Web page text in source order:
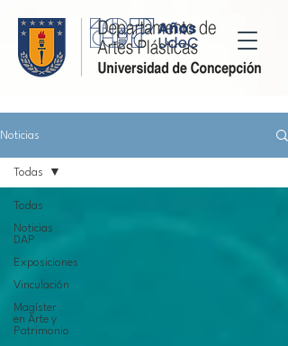
Noticias
Todas
Noticias
DAP
Exposiciones
Vinculación
Magíster
en Arte y
Patrimonio
Todas